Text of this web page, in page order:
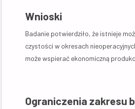
Wnioski
Badanie potwierdziło, że istnieje
czystości w okresach
może wspierać ekonomiczną
Ograniczenia zakresu